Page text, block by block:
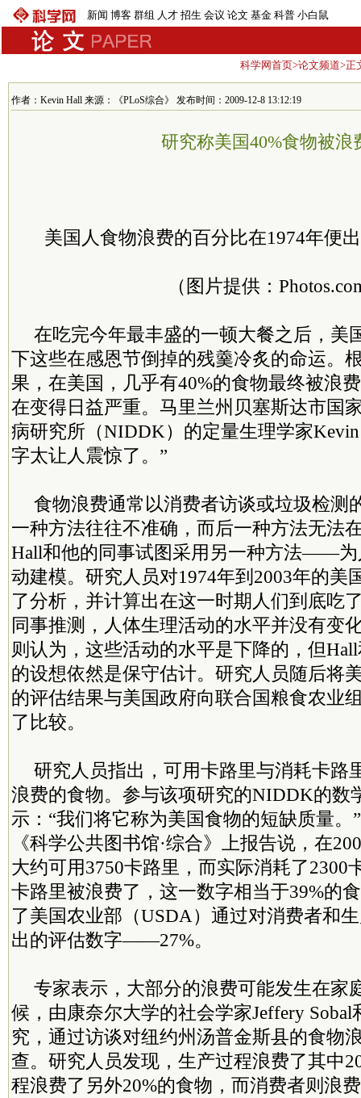
新闻 博客 群组 人才 招生 会议 论文 基金 科普 小白鼠
科学网首页>论文频道>正
作者：Kevin Hall 来源：《PLoS综合》 发布时间：2009-12-8 13:12:19
研究称美国40%食物被浪
美国人食物浪费的百分比在1974年便
（图片提供：
在吃完今年最丰盛的一顿大餐之后，美
下这些在感恩节倒掉的残羹冷炙的命运。
果，在美国，几乎有40%的食物最终被浪
在变得日益严重。马里兰州贝塞斯达市国
病研究所（NIDDK）的定量生理学家
字太让人震惊了。”
食物浪费通常以消费者访谈或垃圾检测
一种方法往往不准确，而后一种方法无法
Hall和他的同事试图采用另一种方法——为
动建模。研究人员对1974年到2003年的美
了分析，并计算出在这一时期人们到底吃
同事推测，人体生理活动的水平并没有变
则认为，这些活动的水平是下降的，但
的设想依然是保守估计。研究人员随后将
的评估结果与美国政府向联合国粮食农业
了比较。
研究人员指出，可用卡路里与消耗卡路
浪费的食物。参与该项研究的NIDDK的数
示：“我们将它称为美国食物的短缺质量。
《科学公共图书馆·综合》上报告说，在
大约可用3750卡路里，而实际消耗了2300
卡路里被浪费了，这一数字相当于39%的
了美国农业部（USDA）通过对消费者和
出的评估数字——27%。
专家表示，大部分的浪费可能发生在家
候，由康奈尔大学的社会学家Jeffery
究，通过访谈对纽约州汤普金斯县的食物
查。研究人员发现，生产过程浪费了其中
程浪费了另外20%的食物，而消费者则浪